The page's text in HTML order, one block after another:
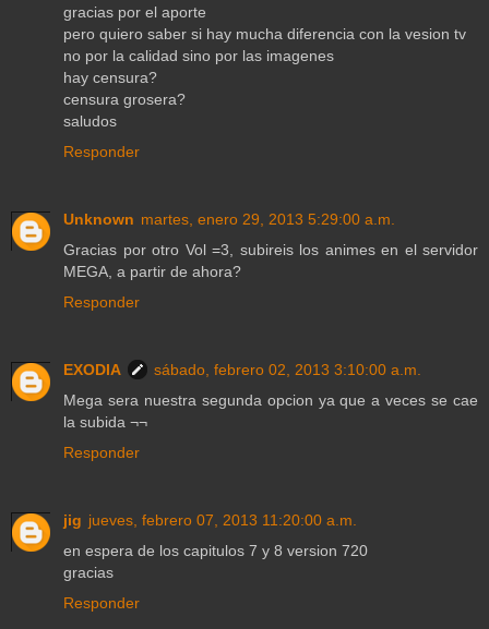
gracias por el aporte
pero quiero saber si hay mucha diferencia con la vesion tv
no por la calidad sino por las imagenes
hay censura?
censura grosera?
saludos
Responder
Unknown martes, enero 29, 2013 5:29:00 a.m.
Gracias por otro Vol =3, subireis los animes en el servidor
MEGA, a partir de ahora?
Responder
EXODIA
sábado, febrero 02, 2013 3:10:00 a.m.
Mega sera nuestra segunda opcion ya que a veces se cae
la subida ¬¬
Responder
jig jueves, febrero 07, 2013 11:20:00 a.m.
en espera de los capitulos 7 y 8 version 720
gracias
Responder